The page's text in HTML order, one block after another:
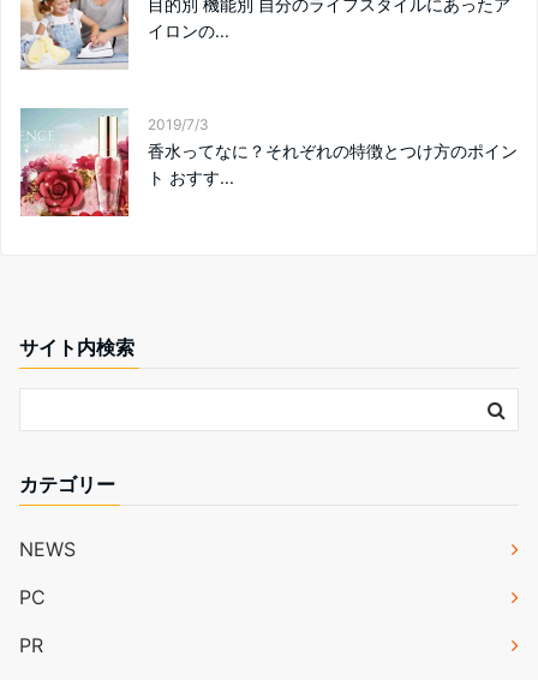
目的別 機能別 自分のライフスタイルにあったア
イロンの...
2019/7/3
香水ってなに？それぞれの特徴とつけ方のポイン
ト おすす...
サイト内検索
カテゴリー
NEWS
PC
PR